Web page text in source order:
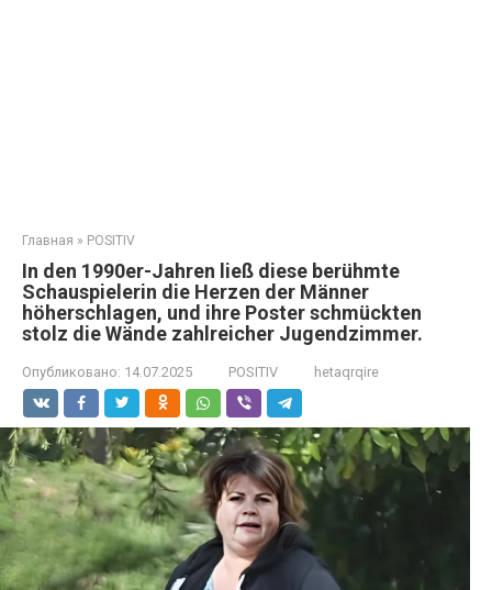
Главная » POSITIV
In den 1990er-Jahren ließ diese berühmte
Schauspielerin die Herzen der Männer
höherschlagen, und ihre Poster schmückten
stolz die Wände zahlreicher Jugendzimmer.
Опубликовано: 14.07.2025 POSITIV hetaqrqire